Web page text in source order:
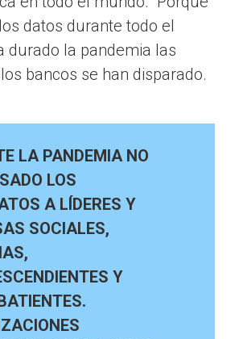
datos durante todo el
durado la pandemia las
bancos se han disparado.
LA PANDEMIA NO
LOS
A LÍDERES Y
SOCIALES,
Y